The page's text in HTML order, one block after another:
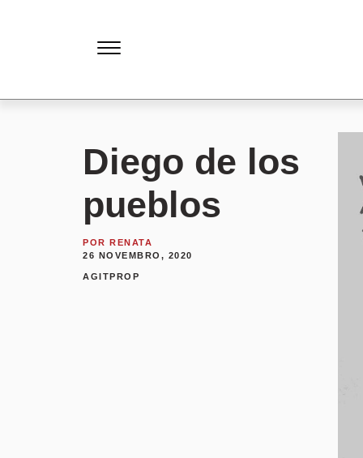
Diego de los
pueblos
POR RENATA
26 NOVEMBRO, 2020
AGITPROP